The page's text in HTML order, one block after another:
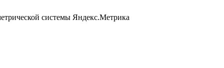
системы Яндекс.Метрика